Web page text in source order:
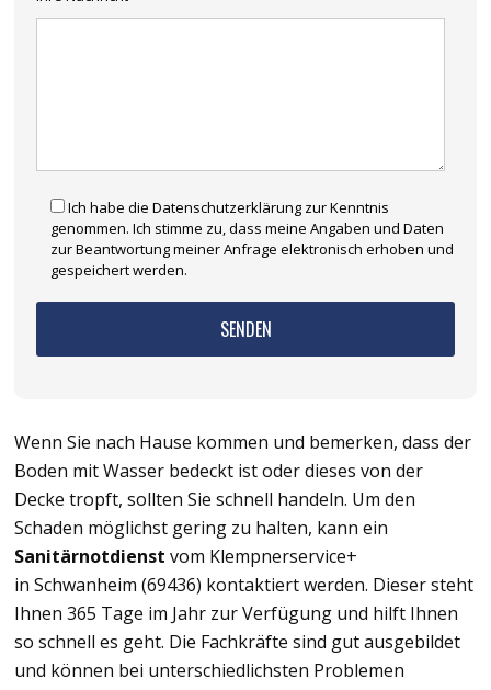
Ich habe die Datenschutzerklärung zur Kenntnis
genommen. Ich stimme zu, dass meine Angaben und Daten
zur Beantwortung meiner Anfrage elektronisch erhoben und
gespeichert werden.
Wenn Sie nach Hause kommen und bemerken, dass der
Boden mit Wasser bedeckt ist oder dieses von der
Decke tropft, sollten Sie schnell handeln. Um den
Schaden möglichst gering zu halten, kann ein
Sanitärnotdienst vom Klempnerservice+
in Schwanheim (69436) kontaktiert werden. Dieser steht
Ihnen 365 Tage im Jahr zur Verfügung und hilft Ihnen
so schnell es geht. Die Fachkräfte sind gut ausgebildet
und können bei unterschiedlichsten Problemen